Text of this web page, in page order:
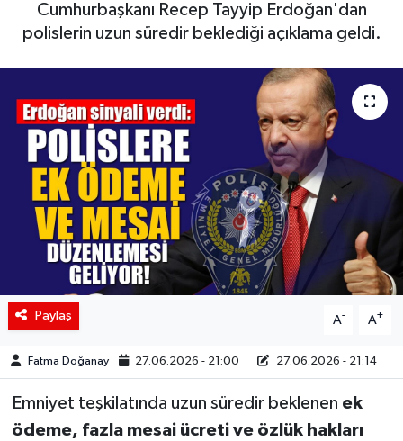
Cumhurbaşkanı Recep Tayyip Erdoğan'dan
polislerin uzun süredir beklediği açıklama geldi.
Paylaş A- A+
Fatma Doğanay 27.06.2026 - 21:00 27.06.2026 - 21:14
Emniyet teşkilatında uzun süredir beklenen ek
ödeme, fazla mesai ücreti ve özlük hakları
Resmi İlanlar
Siyaset
Spor
Teknoloji
Yaşam